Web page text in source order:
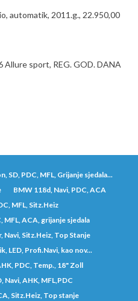
automatik, 2011.g., 22.950,00
Allure sport, REG. GOD. DANA
SD, PDC, MFL, Grijanje sjedala...
BMW 118d, Navi, PDC, ACA
MFL, Sitz.Heiz
MFL, ACA, grijanje sjedala
Navi, Sitz.Heiz, Top Stanje
LED, Profi.Navi, kao nov...
PDC, Temp., 18" Zoll
Navi, AHK, MFL,PDC
Sitz.Heiz, Top stanje